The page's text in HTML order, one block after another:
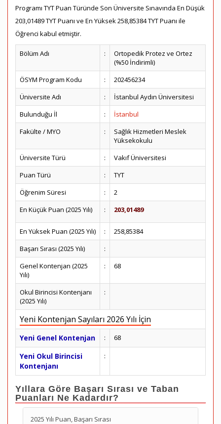
Programı TYT Puan Türünde Son Üniversite Sınavında En Düşük
203,01489 TYT Puanı ve En Yüksek 258,85384 TYT Puanı ile
Öğrenci kabul etmiştir.
Bölüm Adı :
Ortopedik Protez ve Ortez
(%50 İndirimli)
ÖSYM Program Kodu
:
202456234
Üniversite Adı
:
İstanbul Aydın Üniversitesi
Bulunduğu İl
:
İstanbul
Fakülte / MYO
:
Sağlık Hizmetleri Meslek
Yüksekokulu
Üniversite Türü
:
Vakıf Üniversitesi
Puan Türü
:
TYT
Öğrenim Süresi
:
2
En Küçük Puan (2025 Yılı)
: 203,01489
En Yüksek Puan (2025 Yılı) :
258,85384
Başarı Sırası (2025 Yılı)
:
Genel Kontenjan (2025
Yılı)
: 68
Okul Birincisi Kontenjanı
(2025 Yılı)
:
Yeni Kontenjan Sayıları 2026 Yılı İçin
Yeni Genel Kontenjan : 68
Yeni Okul Birincisi
Kontenjanı
:
Yıllara Göre Başarı Sırası ve Taban
Puanları Ne Kadardır?
2025 Yılı Puan, Başarı Sırası